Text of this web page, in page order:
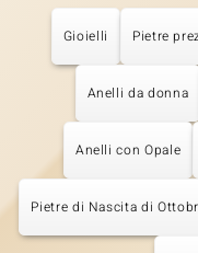
Gioielli Pietre
Anelli da donna
Anelli con Opale
Pietre di Nascita di